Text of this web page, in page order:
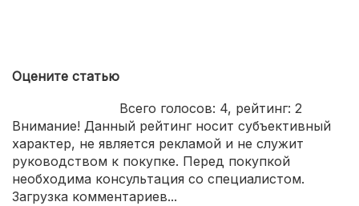
Оцените статью
Всего голосов: 4, рейтинг: 2
Внимание! Данный рейтинг носит субъективный
характер, не является рекламой и не служит
руководством к покупке. Перед покупкой
необходима консультация со специалистом.
Загрузка комментариев...